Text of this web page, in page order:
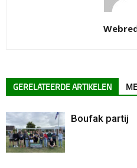
GERELATEERDE ARTIKELEN
Boufak partij